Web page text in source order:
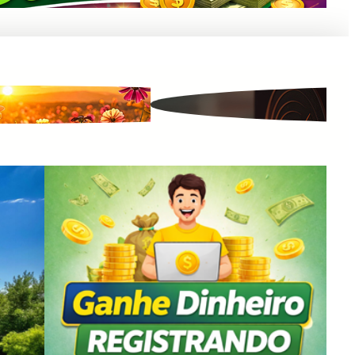
A Importância de Falar Palavras Positivas e